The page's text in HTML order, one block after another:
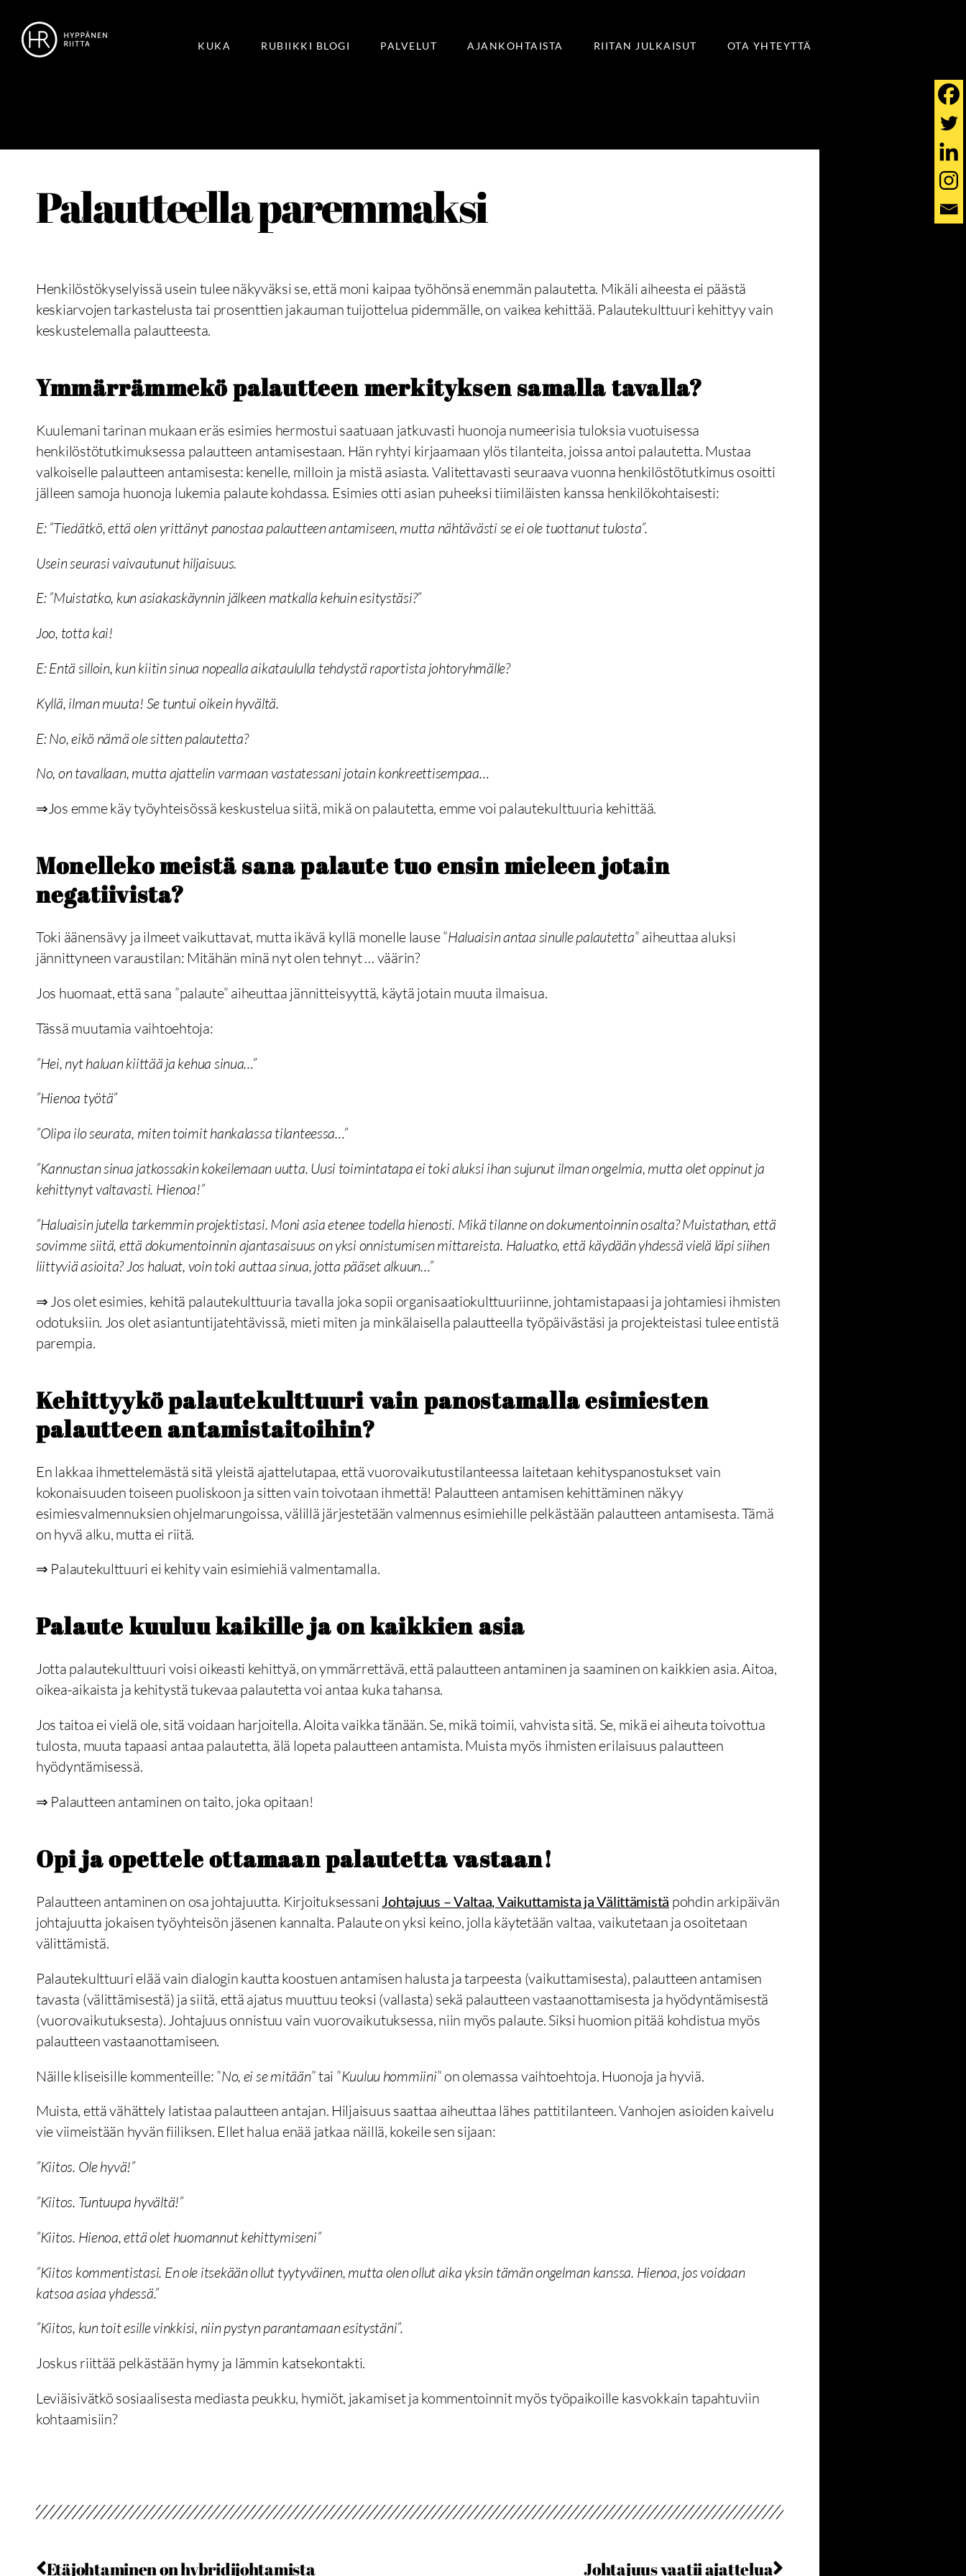
KUKA RUBIIKKI BLOGI PALVELUT AJANKOHTAISTA RIITAN JULKAISUT OTA YHTEYTTÄ
Palautteella paremmaksi
Henkilöstökyselyissä usein tulee näkyväksi se, että moni kaipaa työhönsä enemmän palautetta. Mikäli aiheesta ei päästä
keskiarvojen tarkastelusta tai prosenttien jakauman tuijottelua pidemmälle, on vaikea kehittää. Palautekulttuuri kehittyy vain
keskustelemalla palautteesta.
Ymmärrämmekö palautteen merkityksen samalla tavalla?
Kuulemani tarinan mukaan eräs esimies hermostui saatuaan jatkuvasti huonoja numeerisia tuloksia vuotuisessa
henkilöstötutkimuksessa palautteen antamisestaan. Hän ryhtyi kirjaamaan ylös tilanteita, joissa antoi palautetta. Mustaa
valkoiselle palautteen antamisesta: kenelle, milloin ja mistä asiasta. Valitettavasti seuraava vuonna henkilöstötutkimus osoitti
jälleen samoja huonoja lukemia palaute kohdassa. Esimies otti asian puheeksi tiimiläisten kanssa henkilökohtaisesti:
E: ”Tiedätkö, että olen yrittänyt panostaa palautteen antamiseen, mutta nähtävästi se ei ole tuottanut tulosta”.
Usein seurasi vaivautunut hiljaisuus.
E: ”Muistatko, kun asiakaskäynnin jälkeen matkalla kehuin esitystäsi?”
Joo, totta kai!
E: Entä silloin, kun kiitin sinua nopealla aikataululla tehdystä raportista johtoryhmälle?
Kyllä, ilman muuta! Se tuntui oikein hyvältä.
E: No, eikö nämä ole sitten palautetta?
No, on tavallaan, mutta ajattelin varmaan vastatessani jotain konkreettisempaa…
⇒Jos emme käy työyhteisössä keskustelua siitä, mikä on palautetta, emme voi palautekulttuuria kehittää.
Monelleko meistä sana palaute tuo ensin mieleen jotain
negatiivista?
Toki äänensävy ja ilmeet vaikuttavat, mutta ikävä kyllä monelle lause ”Haluaisin antaa sinulle palautetta” aiheuttaa aluksi
jännittyneen varaustilan: Mitähän minä nyt olen tehnyt … väärin?
Jos huomaat, että sana ”palaute” aiheuttaa jännitteisyyttä, käytä jotain muuta ilmaisua.
Tässä muutamia vaihtoehtoja:
”Hei, nyt haluan kiittää ja kehua sinua…”
”Hienoa työtä”
”Olipa ilo seurata, miten toimit hankalassa tilanteessa…”
”Kannustan sinua jatkossakin kokeilemaan uutta. Uusi toimintatapa ei toki aluksi ihan sujunut ilman ongelmia, mutta olet oppinut ja
kehittynyt valtavasti. Hienoa!”
”Haluaisin jutella tarkemmin projektistasi. Moni asia etenee todella hienosti. Mikä tilanne on dokumentoinnin osalta? Muistathan, että
sovimme siitä, että dokumentoinnin ajantasaisuus on yksi onnistumisen mittareista. Haluatko, että käydään yhdessä vielä läpi siihen
liittyviä asioita? Jos haluat, voin toki auttaa sinua, jotta pääset alkuun…”
⇒ Jos olet esimies, kehitä palautekulttuuria tavalla joka sopii organisaatiokulttuuriinne, johtamistapaasi ja johtamiesi ihmisten
odotuksiin. Jos olet asiantuntijatehtävissä, mieti miten ja minkälaisella palautteella työpäivästäsi ja projekteistasi tulee entistä
parempia.
Kehittyykö palautekulttuuri vain panostamalla esimiesten
palautteen antamistaitoihin?
En lakkaa ihmettelemästä sitä yleistä ajattelutapaa, että vuorovaikutustilanteessa laitetaan kehityspanostukset vain
kokonaisuuden toiseen puoliskoon ja sitten vain toivotaan ihmettä! Palautteen antamisen kehittäminen näkyy
esimiesvalmennuksien ohjelmarungoissa, välillä järjestetään valmennus esimiehille pelkästään palautteen antamisesta. Tämä
on hyvä alku, mutta ei riitä.
⇒ Palautekulttuuri ei kehity vain esimiehiä valmentamalla.
Palaute kuuluu kaikille ja on kaikkien asia
Jotta palautekulttuuri voisi oikeasti kehittyä, on ymmärrettävä, että palautteen antaminen ja saaminen on kaikkien asia. Aitoa,
oikea-aikaista ja kehitystä tukevaa palautetta voi antaa kuka tahansa.
Jos taitoa ei vielä ole, sitä voidaan harjoitella. Aloita vaikka tänään. Se, mikä toimii, vahvista sitä. Se, mikä ei aiheuta toivottua
tulosta, muuta tapaasi antaa palautetta, älä lopeta palautteen antamista. Muista myös ihmisten erilaisuus palautteen
hyödyntämisessä.
⇒ Palautteen antaminen on taito, joka opitaan!
Opi ja opettele ottamaan palautetta vastaan!
Palautteen antaminen on osa johtajuutta. Kirjoituksessani Johtajuus – Valtaa, Vaikuttamista ja Välittämistä pohdin arkipäivän
johtajuutta jokaisen työyhteisön jäsenen kannalta. Palaute on yksi keino, jolla käytetään valtaa, vaikutetaan ja osoitetaan
välittämistä.
Palautekulttuuri elää vain dialogin kautta koostuen antamisen halusta ja tarpeesta (vaikuttamisesta), palautteen antamisen
tavasta (välittämisestä) ja siitä, että ajatus muuttuu teoksi (vallasta) sekä palautteen vastaanottamisesta ja hyödyntämisestä
(vuorovaikutuksesta). Johtajuus onnistuu vain vuorovaikutuksessa, niin myös palaute. Siksi huomion pitää kohdistua myös
palautteen vastaanottamiseen.
Näille kliseisille kommenteille: ”No, ei se mitään” tai ”Kuuluu hommiini” on olemassa vaihtoehtoja. Huonoja ja hyviä.
Muista, että vähättely latistaa palautteen antajan. Hiljaisuus saattaa aiheuttaa lähes pattitilanteen. Vanhojen asioiden kaivelu
vie viimeistään hyvän fiiliksen. Ellet halua enää jatkaa näillä, kokeile sen sijaan:
”Kiitos. Ole hyvä!”
”Kiitos. Tuntuupa hyvältä!”
”Kiitos. Hienoa, että olet huomannut kehittymiseni”
”Kiitos kommentistasi. En ole itsekään ollut tyytyväinen, mutta olen ollut aika yksin tämän ongelman kanssa. Hienoa, jos voidaan
katsoa asiaa yhdessä.”
”Kiitos, kun toit esille vinkkisi, niin pystyn parantamaan esitystäni”.
Joskus riittää pelkästään hymy ja lämmin katsekontakti.
Leviäisivätkö sosiaalisesta mediasta peukku, hymiöt, jakamiset ja kommentoinnit myös työpaikoille kasvokkain tapahtuviin
kohtaamisiin?
Etäjohtaminen on hybridijohtamista Johtajuus vaatii ajattelua